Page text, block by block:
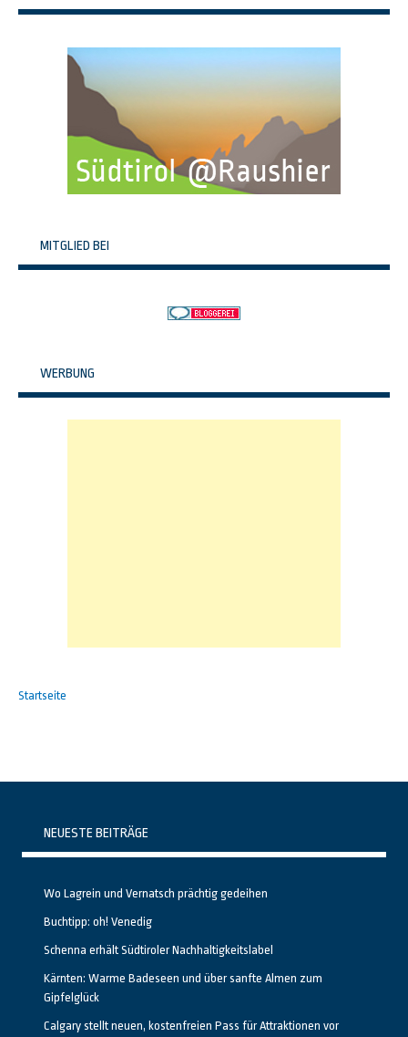
MITGLIED BEI
WERBUNG
Startseite
NEUESTE BEITRÄGE
Wo Lagrein und Vernatsch prächtig gedeihen
Buchtipp: oh! Venedig
Schenna erhält Südtiroler Nachhaltigkeitslabel
Kärnten: Warme Badeseen und über sanfte Almen zum
Gipfelglück
Calgary stellt neuen, kostenfreien Pass für Attraktionen vor